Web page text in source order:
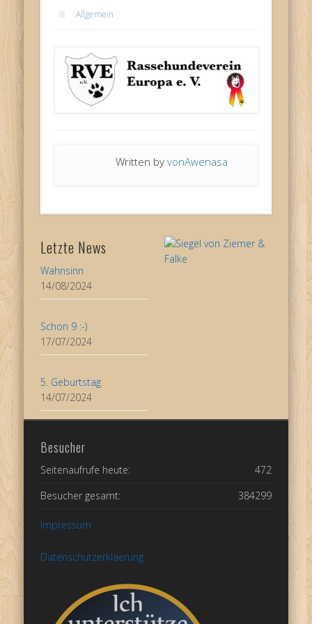
Allgemein
Written byvonAwenasa
Letzte News
Wahnsinn
14/08/2024
Schon 9 :-)
17/07/2024
5. Geburtstag
14/07/2024
Besucher
472
Seitenaufrufe heute:
384299
Besucher gesamt:
Impressum
Datenschutzerklaerung